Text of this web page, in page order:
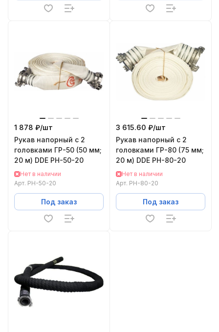
1 878 ₽/шт
Рукав напорный с 2
головками ГР-50 (50 мм;
20 м) DDE РН-50-20
Нет в наличии
Арт. РН-50-20
Под заказ
3 615.60 ₽/шт
Рукав напорный с 2
головками ГР-80 (75 мм;
20 м) DDE РН-80-20
Нет в наличии
Арт. РН-80-20
Под заказ